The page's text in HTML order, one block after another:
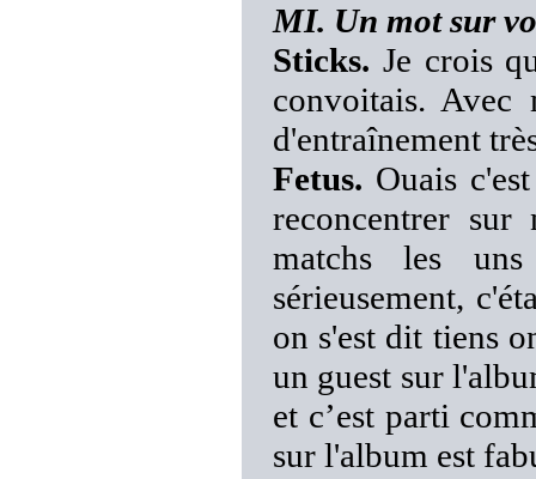
MI. Un mot sur
Sticks. Je crois
convoitais.
d'entraînement
Fetus. Ouais
reconcentrer
matchs les
sérieusement,
on s'est dit tiens
un guest sur
et c’est parti
sur l'album est